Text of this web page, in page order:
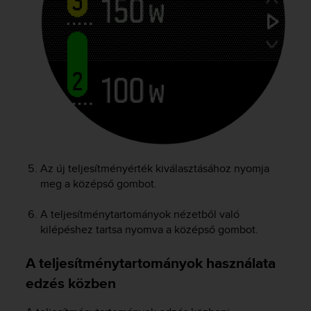
Az új teljesítményérték kiválasztásához nyomja
meg a középső gombot.
A teljesítménytartományok nézetből való
kilépéshez tartsa nyomva a középső gombot.
A teljesítménytartományok használata
edzés közben